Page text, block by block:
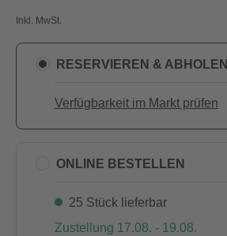
Inkl. MwSt.
RESERVIEREN & ABHOLEN
Verfügbarkeit im Markt prüfen
ONLINE BESTELLEN
25 Stück lieferbar
Zustellung 17.08. - 19.08.